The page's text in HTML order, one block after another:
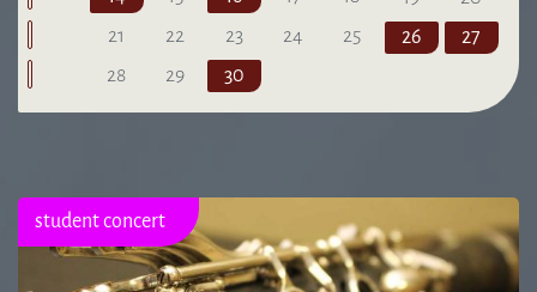
21
22 23 24 25 26
27
28
29 30
student concert